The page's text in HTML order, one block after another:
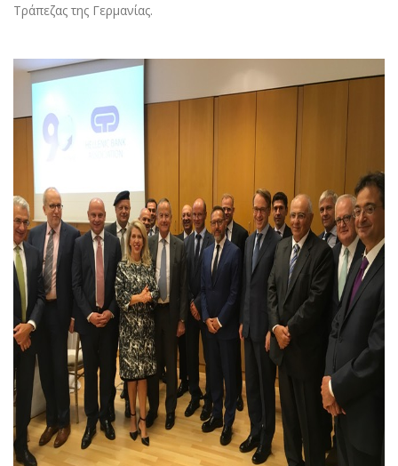
Τράπεζας της Γερμανίας.